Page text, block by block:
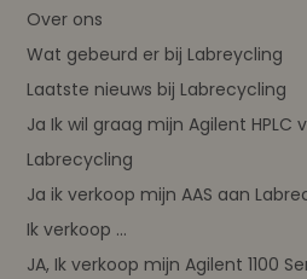
Over ons
Wat gebeurd er bij Labreycling
Laatste nieuws bij Labrecycling
Ja Ik wil graag mijn Agilent HPLC
Labrecycling
Ja ik verkoop mijn AAS aan
Ik verkoop ...
JA, Ik verkoop mijn Agilent 1100